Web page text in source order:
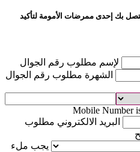
بك إحدى ممرضات الأمومة لتأكيد
لإسم مطلوب رقم الجوال
الشهرة مطلوب رقم الجوال
Mobile Number
البريد الالكتروني مطلوب
يجب ملء